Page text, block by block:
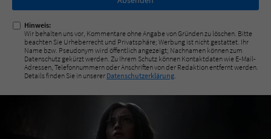
ausfüllen!
Hinweis:
Wir behalten uns vor, Kommentare ohne Angabe von Gründen zu löschen. Bitte
beachten Sie Urheberrecht und Privatsphäre; Werbung ist nicht gestattet. Ihr
Name bzw. Pseudonym wird öffentlich angezeigt; Nachnamen können zum
Datenschutz gekürzt werden. Zu Ihrem Schutz können Kontaktdaten wie E-Mail-
Adressen, Telefonnummern oder Anschriften von der Redaktion entfernt werden.
Details finden Sie in unserer Datenschutzerklärung.